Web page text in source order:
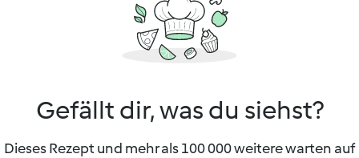
Gefällt dir, was du siehst?
Dieses Rezept und mehr als 100 000 weitere warten auf